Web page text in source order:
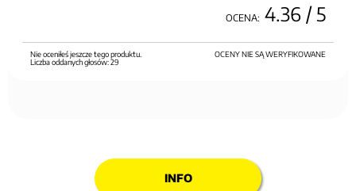
OCENA: 4.36 / 5
OCENY NIE SĄ WERYFIKOWANE
Nie oceniłeś jeszcze tego produktu.
Liczba oddanych głosów:29
INFO